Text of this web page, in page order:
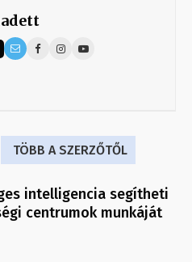
TÖBB A SZERZŐTŐL
intelligencia segítheti
centrumok munkáját